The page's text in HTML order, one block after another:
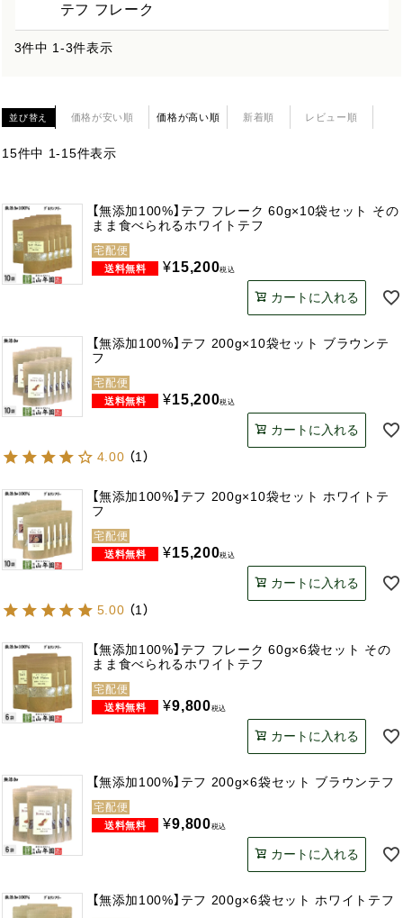
テフ フレーク
3件中 1-3件表示
並び替え 価格が安い順 価格が高い順 新着順 レビュー順
15件中 1-15件表示
【無添加100%】テフ フレーク 60g×10袋セット その
まま食べられるホワイトテフ
宅配便
¥15,200税込
カートに入れる
【無添加100%】テフ 200g×10袋セット ブラウンテ
フ
宅配便
¥15,200税込
カートに入れる
4.00 （1）
【無添加100%】テフ 200g×10袋セット ホワイトテ
フ
宅配便
¥15,200税込
カートに入れる
5.00 （1）
【無添加100%】テフ フレーク 60g×6袋セット その
まま食べられるホワイトテフ
宅配便
¥9,800税込
カートに入れる
【無添加100%】テフ 200g×6袋セット ブラウンテフ
宅配便
¥9,800税込
カートに入れる
【無添加100%】テフ 200g×6袋セット ホワイトテフ